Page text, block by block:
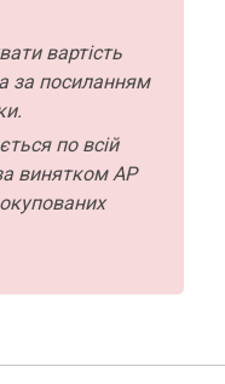
вартість
за посиланням
по всій
винятком АР